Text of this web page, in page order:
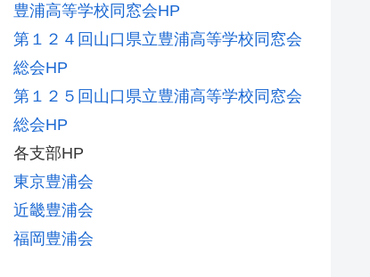
豊浦高等学校同窓会HP
第１２４回山口県立豊浦高等学校同窓会
総会HP
第１２５回山口県立豊浦高等学校同窓会
総会HP
各支部HP
東京豊浦会
近畿豊浦会
福岡豊浦会